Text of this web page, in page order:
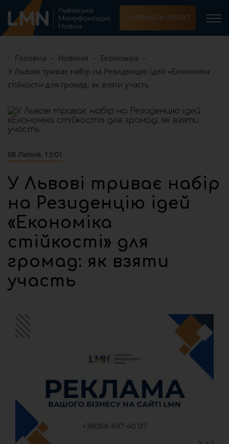
ПІДТРИМАТИ ПРОЕКТ
Головна Новини
Економіка
У Львові триває набір на Резиденцію ідей «Економіка
стійкості» для громад: як взяти участь
08 Липня, 13:01
У Львові триває набір
на Резиденцію ідей
«Економіка
стійкості» для
громад: як взяти
участь